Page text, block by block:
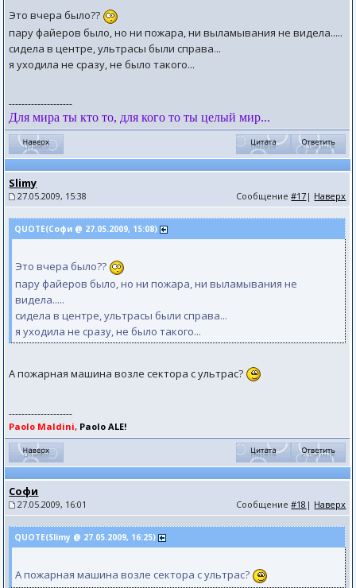
Это вчера было??
пару файеров было, но ни пожара, ни выламывания не видела.....
сидела в центре, ультрасы были справа...
я уходила не сразу, не было такого...
--------------------
Для мира ты кто то, для кого то ты целый мир...
Slimy
27.05.2009, 15:38 Сообщение#17 | Наверх
QUOTE(Софи @ 27.05.2009, 15:08)
Это вчера было??
пару файеров было, но ни пожара, ни выламывания не
видела.....
сидела в центре, ультрасы были справа...
я уходила не сразу, не было такого...
А пожарная машина возле сектора с ультрас?
--------------------
Paolo Maldini, Paolo ALE!
Софи
27.05.2009, 16:01 Сообщение#18 | Наверх
QUOTE(Slimy @ 27.05.2009, 16:25)
А пожарная машина возле сектора с ультрас?